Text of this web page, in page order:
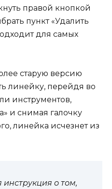
правой кнопкой
пункт «Удалить
для самых
старую версию
линейку, перейдя во
инструментов,
и снимая галочку
линейка исчезнет из
о том,